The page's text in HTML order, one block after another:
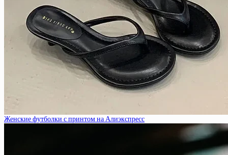
Женские футболки с принтом на Алиэкспресс